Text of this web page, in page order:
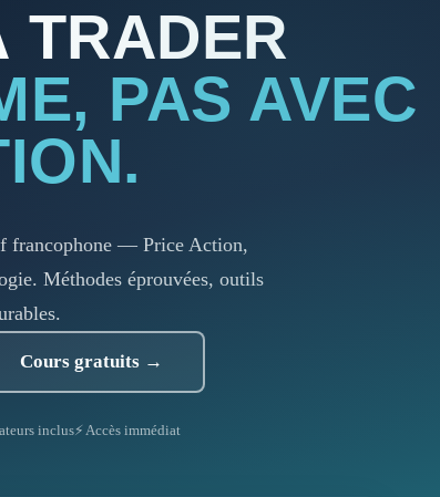
TRADER
PAS AVEC
francophone — Price Action,
Méthodes éprouvées, outils
Cours gratuits →
inclus⚡ Accès immédiat